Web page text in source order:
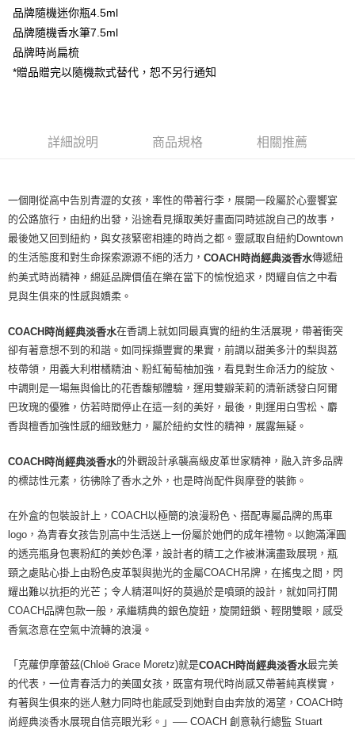
宅配(全站)
每筆NT$80，滿NT$1,000(含以上)免運費
品牌隨機迷你瓶4.5ml
品牌隨機香水筆7.5ml
品牌時尚扁梳
*贈品贈完以隨機款式替代，恕不另行通知
詳細說明 商品規格 相關推薦
一個剛從高中告別青澀的女孩，率性的帶著行李，展開一段屬於心靈饗宴
的公路旅行，由紐約出發，沿途看見擷取美好畫面同時述說自己的故事，
最後她又回到紐約，與女孩緊密相連的時尚之都。靈感取自紐約Downtown
的生活態度和對生命探索源源不絕的活力， COACH時尚經典淡香水傳遞紐
約美式時尚精神，綿延品牌價值在樂在當下的愉悅追求，閃耀自信之中看
見與生俱來的性感與嬌柔。
COACH時尚經典淡香水在香調上就如同最真實的紐約生活展現，帶著衝突
卻有著意想不到的和諧。如同採擷豐實的果實，前調以甜美多汁的梨與荔
枝帶領，用義大利柑橘精油、粉紅葡萄柚加強，看見對生命活力的綻放、
中調則是一場無與倫比的花香馥郁體驗，運用雙瓣茉莉的清新誘發白阿爾
巴玫瑰的優雅，仿若時間停止在這一刻的美好，最後，則運用白雪松、麝
香與檀香加強性感的細致魅力，屬於紐約女性的精神，展露無疑。
COACH時尚經典淡香水的外觀設計承襲高級皮革世家精神，融入許多品牌
的標誌性元素，彷彿除了香水之外，也是時尚配件與摩登的裝飾。
在外盒的包裝設計上，COACH以極簡的浪漫粉色、搭配專屬品牌的馬車
logo，為青春女孩告別高中生活送上一份屬於她們的成年禮物。以飽滿渾圓
的透亮瓶身包裹粉紅的美妙色澤，設計者的精工之作被淋漓盡致展現，瓶
頸之處貼心掛上由粉色皮革製與拋光的金屬COACH吊牌，在搖曳之間，閃
耀出難以抗拒的光芒；令人精湛叫好的莫過於是噴頭的設計，就如同打開
COACH品牌包款一般，承繼精典的銀色旋鈕，旋開鈕鎖、輕閉雙眼，感受
香氣恣意在空氣中流轉的浪漫。
「克蘿伊摩蕾茲(Chloë Grace Moretz)就是COACH時尚經典淡香水最完美
的代表，一位青春活力的美國女孩，既富有現代時尚感又帶著純真樸實，
有著與生俱來的迷人魅力同時也能感受到她對自由奔放的渴望，COACH時
尚經典淡香水展現自信亮眼光彩。」── COACH 創意執行總監 Stuart